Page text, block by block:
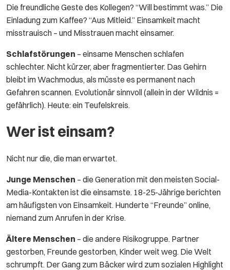
Die freundliche Geste des Kollegen? “Will bestimmt was.” Die
Einladung zum Kaffee? “Aus Mitleid.” Einsamkeit macht
misstrauisch – und Misstrauen macht einsamer.
Schlafstörungen – einsame Menschen schlafen
schlechter. Nicht kürzer, aber fragmentierter. Das Gehirn
bleibt im Wachmodus, als müsste es permanent nach
Gefahren scannen. Evolutionär sinnvoll (allein in der Wildnis =
gefährlich). Heute: ein Teufelskreis.
Wer ist einsam?
Nicht nur die, die man erwartet.
Junge Menschen – die Generation mit den meisten Social-
Media-Kontakten ist die einsamste. 18-25-Jährige berichten
am häufigsten von Einsamkeit. Hunderte “Freunde” online,
niemand zum Anrufen in der Krise.
Ältere Menschen – die andere Risikogruppe. Partner
gestorben, Freunde gestorben, Kinder weit weg. Die Welt
schrumpft. Der Gang zum Bäcker wird zum sozialen Highlight